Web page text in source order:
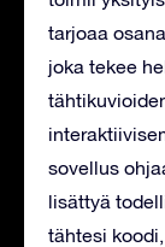
tarjoaa
joka tekee
sovellus
lisättyä
tähtesi